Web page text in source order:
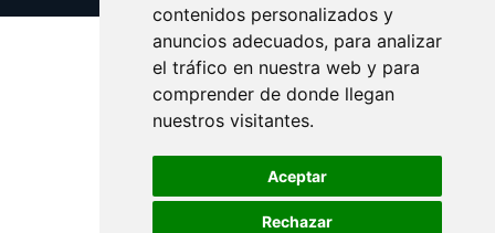
contenidos personalizados y
anuncios adecuados, para analizar
el tráfico en nuestra web y para
comprender de donde llegan
nuestros visitantes.
Aceptar
Rechazar